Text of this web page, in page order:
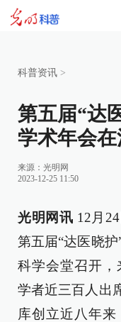
科普资讯 >
第五届“达
学术年会
来源：光明网
2023-12-25 11:50
光明网讯 12月
第五届“达医晓
科学会堂召开，
学者近三百人出
库创立近八年